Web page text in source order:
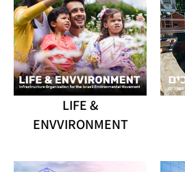
LIFE &
ENVVIRONMENT